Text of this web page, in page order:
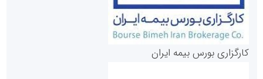
کارگزاری بورس بیمه ایران